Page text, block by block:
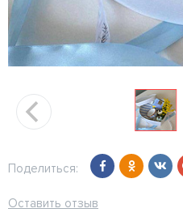
Поделиться:
Оставить отзыв